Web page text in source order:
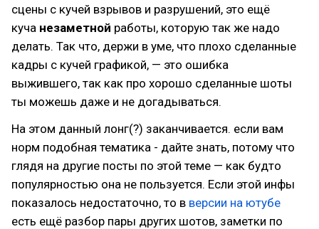
сцены с кучей взрывов и разрушений, это ещё
куча незаметной работы, которую так же надо
делать. Так что, держи в уме, что плохо сделанные
кадры с кучей графикой, — это ошибка
выжившего, так как про хорошо сделанные шоты
ты можешь даже и не догадываться.
На этом данный лонг(?) заканчивается. если вам
норм подобная тематика - дайте знать, потому что
глядя на другие посты по этой теме — как будто
популярностью она не пользуется. Если этой инфы
показалось недостаточно, то в версии на ютубе
есть ещё разбор пары других шотов, заметки по